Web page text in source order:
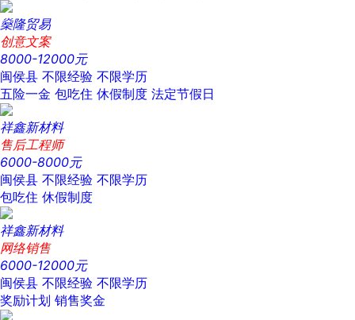
燊隆贸易
创意文案
8000-12000元
闽侯县 不限经验 不限学历
五险一金 包吃住 休假制度 法定节假日
祥鑫新材料
售后工程师
6000-8000元
闽侯县 不限经验 不限学历
包吃住 休假制度
祥鑫新材料
网络销售
6000-12000元
闽侯县 不限经验 不限学历
奖励计划 销售奖金